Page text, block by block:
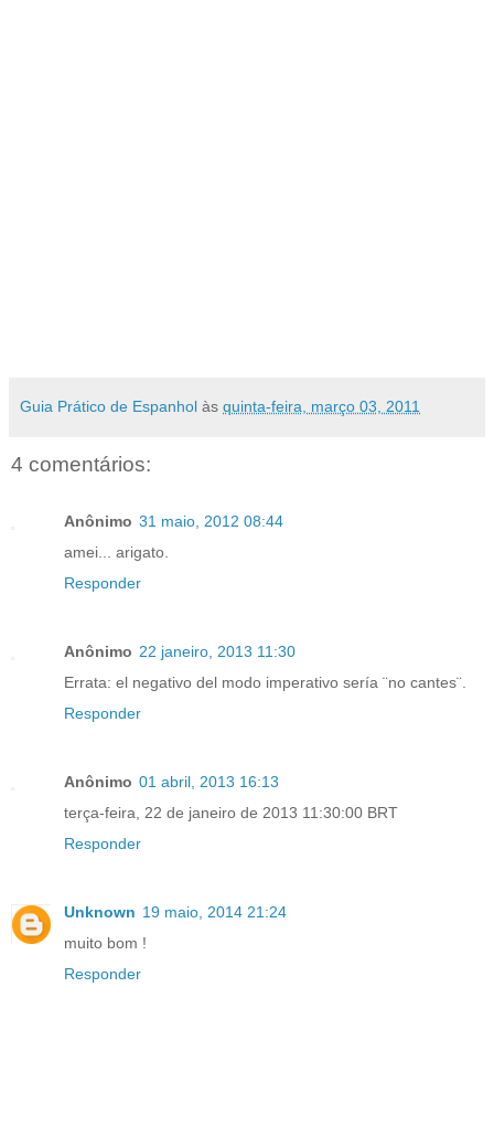
Guia Prático de Espanhol às quinta-feira, março 03, 2011
4 comentários:
Anônimo 31 maio, 2012 08:44
amei... arigato.
Responder
Anônimo 22 janeiro, 2013 11:30
Errata: el negativo del modo imperativo sería ¨no cantes¨.
Responder
Anônimo 01 abril, 2013 16:13
terça-feira, 22 de janeiro de 2013 11:30:00 BRT
Responder
Unknown 19 maio, 2014 21:24
muito bom !
Responder